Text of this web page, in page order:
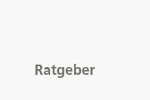
Ratgeber